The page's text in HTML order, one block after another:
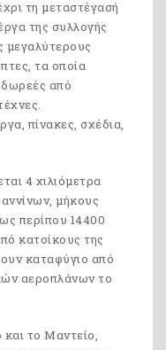
τη μεταστέγασή
της συλλογής
μεγαλύτερους
τα οποία
από
πίνακες, σχέδια,
4 χιλιόμετρα
μήκους
περίπου 14400
κατοίκους της
καταφύγιο από
αεροπλάνων το
το Μαντείο,